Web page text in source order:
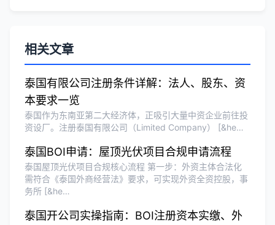
相关文章
泰国有限公司注册条件详解：法人、股东、资
本要求一览
泰国作为东南亚第二大经济体，正吸引大量中资企业前往投
资设厂。注册泰国有限公司（Limited Company） [&he…
泰国BOI申请：屋顶光伏项目合规申请流程
泰国屋顶光伏项目合规核心流程 第一步：外资主体合法化
需符合《泰国外商经营法》要求，可实现外资全资控股，事
务所 [&he…
泰国开公司实操指南：BOI注册资本实缴、外